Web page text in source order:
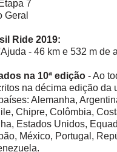
7
Geral
Ride 2019:
- 46 km e 532 m de
na 10ª edição - Ao
na décima edição da
Alemanha,
Chipre, Colômbia,
Estados Unidos,
México, Portugal,